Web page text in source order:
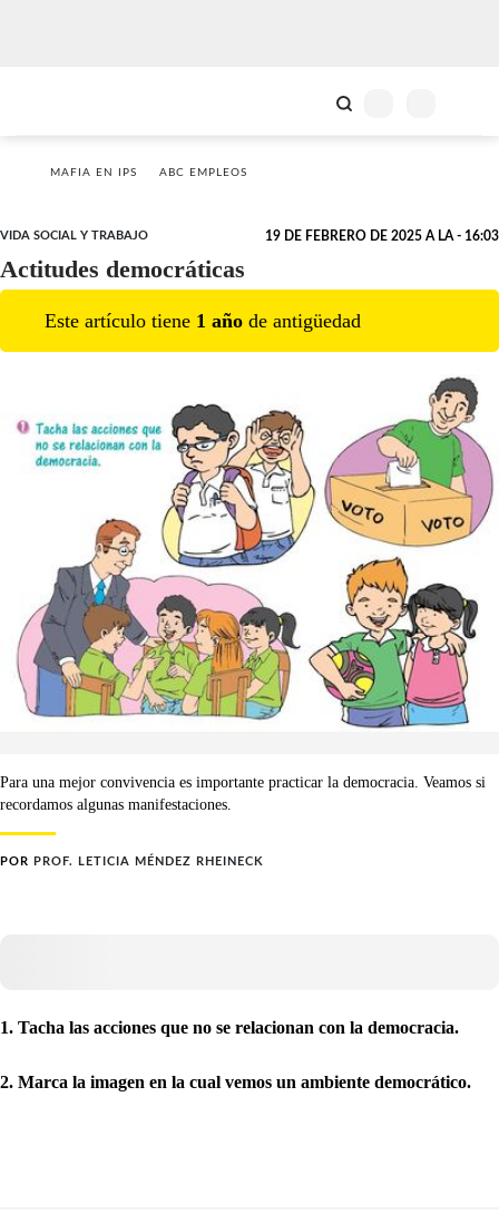
MAFIA EN IPS ABC EMPLEOS
VIDA SOCIAL Y TRABAJO 19 DE FEBRERO DE 2025 A LA - 16:03
Actitudes democráticas
Este artículo tiene 1 año de antigüedad
Para una mejor convivencia es importante practicar la democracia. Veamos si
recordamos algunas manifestaciones.
POR PROF. LETICIA MÉNDEZ RHEINECK
1. Tacha las acciones que no se relacionan con la democracia.
2. Marca la imagen en la cual vemos un ambiente democrático.